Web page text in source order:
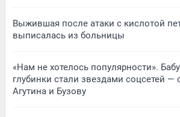
Выжившая после атаки с кислотой
выписалась из больницы
«Нам не хотелось популярности».
глубинки стали звездами соцсетей —
Агутина и Бузову